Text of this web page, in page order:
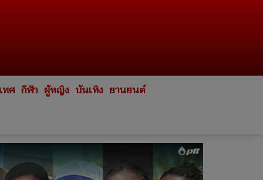
ทศ กีฬา ผู้หญิง บันเทิง ยานยนต์